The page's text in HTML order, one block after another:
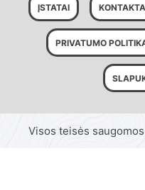
ĮSTATAI
PRIVATUMO
Visos teisės